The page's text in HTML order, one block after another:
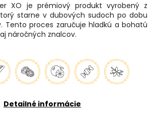
XO je prémiový produkt vyrobený z
starne v dubových sudoch po dobu
Tento proces zaručuje hladkú a bohatú
náročných znalcov.
Detailné informácie